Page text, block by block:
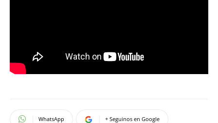
WhatsApp + Seguinos en Google